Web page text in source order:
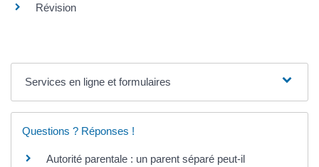
Révision
Services en ligne et formulaires
Questions ? Réponses !
Autorité parentale : un parent séparé peut-il